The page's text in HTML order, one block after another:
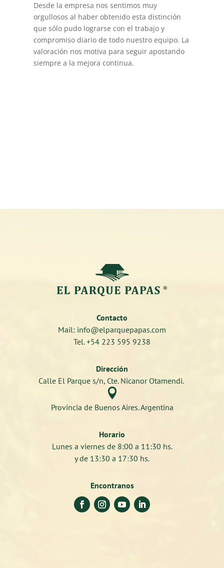
Desde la empresa nos sentimos muy
orgullosos al haber obtenido esta distinción
que sólo pudo lograrse con el trabajo y
compromiso diario de todo nuestro equipo. La
valoración nos motiva para seguir apostando
siempre a la mejora continua.
Contacto
Mail: info@elparquepapas.com
Tel. +54 223 595 9238
Dirección
Calle El Parque s/n, Cte. Nicanor Otamendi.

Provincia de Buenos Aires. Argentina
Horario
Lunes a viernes de 8:00 a 11:30 hs.
y de 13:30 a 17:30 hs.
Encontranos